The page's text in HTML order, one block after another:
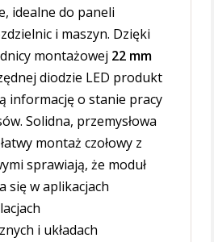
idealne do paneli
i maszyn. Dzięki
montażowej 22 mm
diodzie LED produkt
informację o stanie pracy
Solidna, przemysłowa
montaż czołowy z
sprawiają, że moduł
się w aplikacjach
i układach